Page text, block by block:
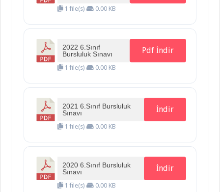
1 file(s) 0.00 KB
2022 6.Sınıf
Bursluluk Sınavı
1 file(s) 0.00 KB
Pdf İndir
2021 6.Sınıf Bursluluk
Sınavı
1 file(s) 0.00 KB
İndir
2020 6.Sınıf Bursluluk
Sınavı
1 file(s) 0.00 KB
İndir